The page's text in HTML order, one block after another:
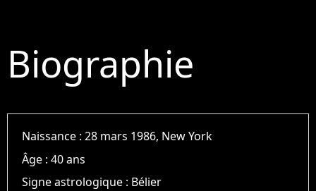
Biographie
Naissance :28 mars 1986, New York
Âge :40 ans
Signe astrologique : Bélier